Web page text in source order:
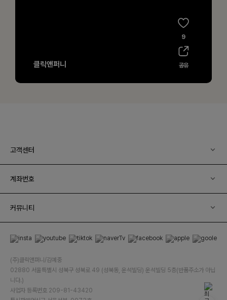
고객센터
계좌번호
커뮤니티
(주)클릭앤퍼니/김예중
02880 서울특별시 성북구 성북로 49 (성북동, 운석빌딩) 운석빌딩 5층(반품주소가 아닙
니다.)
사업자 등록번호 209-81-43420